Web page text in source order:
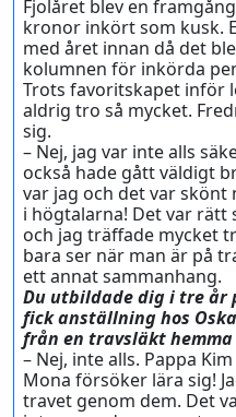
Fjolåret blev en
kronor inkört som kusk.
med året innan då det
kolumnen för inkörda
Trots favoritskapet inför
aldrig tro så mycket.
sig.
– Nej, jag var inte alls
också hade gått väldigt
var jag och det var
i högtalarna! Det var rätt
och jag träffade mycket
bara ser när man är på
ett annat sammanhang.
Du utbildade dig i tre år
fick anställning hos
från en travsläkt hemma
– Nej, inte alls. Pappa
Mona försöker lära sig!
travet genom dem. Det